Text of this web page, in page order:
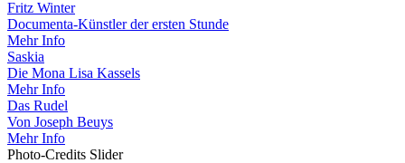
Fritz Win­ter
Docu­men­ta-Künst­ler der ers­ten Stunde
Mehr Info
Saskia
Die Mona Lisa Kassels
Mehr Info
Das Rudel
Von Joseph Beuys
Mehr Info
Pho­to-Cre­dits Slider